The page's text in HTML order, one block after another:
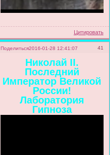
Цитировать
Поделиться 41
2016-01-28 12:41:07
Николай II.
Последний
Император Великой
России!
Лаборатория
Гипноза